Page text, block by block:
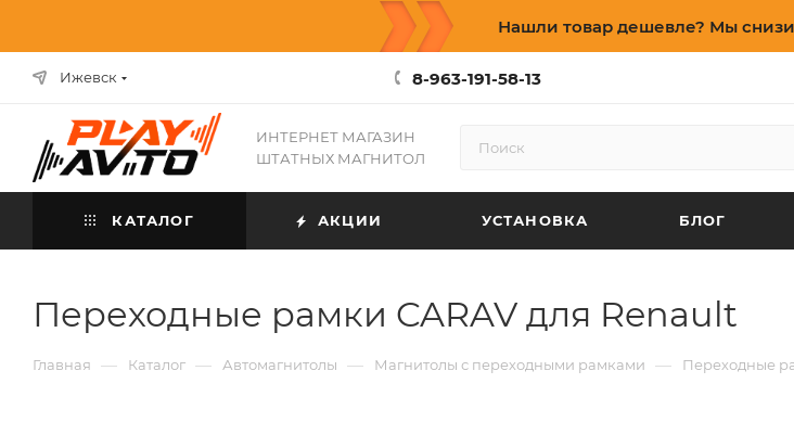
Нашли товар дешевле? Мы
Ижевск 8-963-191-58-13
ИНТЕРНЕТ МАГАЗИН
ШТАТНЫХ МАГНИТОЛ
КАТАЛОГ АКЦИИ УСТАНОВКА БЛОГ
Переходные рамки CARAV для Renault
Главная — Каталог — Автомагнитолы — Магнитолы с переходными рамками — Переходные